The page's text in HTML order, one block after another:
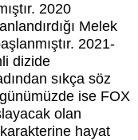
2020
Melek
2021-
dizide
sıkça söz
ise FOX
olan
hayat